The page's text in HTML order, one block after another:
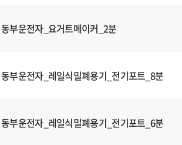
동부운전자_요거트메이커_2분
동부운전자_레일식밀폐용기_전기포트_8분
동부운전자_레일식밀폐용기_전기포트_6분